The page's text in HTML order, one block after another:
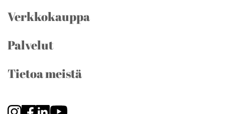
Verkkokauppa
Palvelut
Tietoa meistä